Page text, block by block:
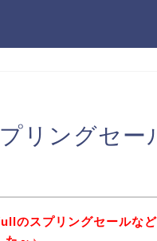
リングセー
のスプリングセールな